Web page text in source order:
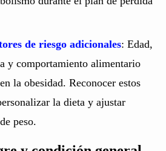
de riesgo adicionales: Edad,
y comportamiento alimentario
la obesidad. Reconocer estos
la dieta y ajustar
peso.